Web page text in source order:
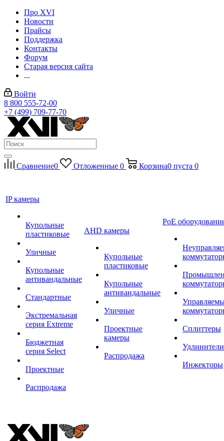
Про XVI
Новости
Прайсы
Поддержка
Контакты
Форум
Старая версия сайта
...
Войти
8 800 555-72-00
+7 (499) 709-77-70
Сравнение0 Отложенные 0 Корзина0 пуста 0
IP камеры
Купольные
пластиковые
Уличные
Купольные
антивандальные
Стандартные
Экстремальная
серия Extreme
Бюджетная
серия Select
Проектные
Распродажа
AHD камеры
Купольные
пластиковые
Купольные
антивандальные
Уличные
Проектные
камеры
Распродажа
PoE
Сплиттеры
Удлинители
Инжекторы